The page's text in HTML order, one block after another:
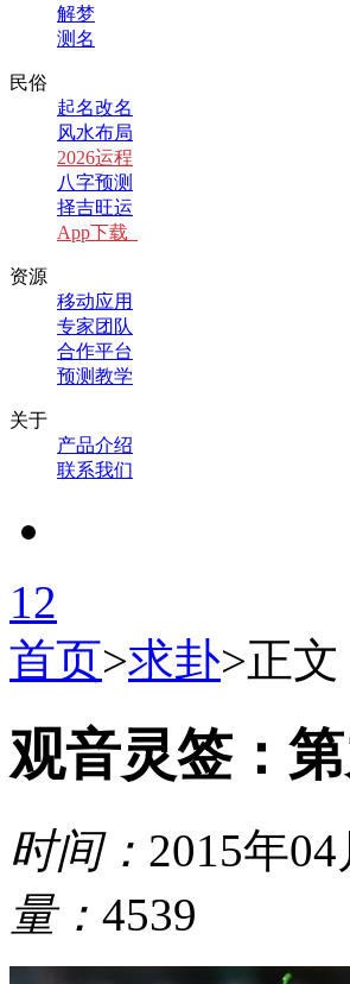
解梦
测名
民俗
起名改名
风水布局
2026运程
八字预测
择吉旺运
App下载
资源
移动应用
专家团队
合作平台
预测教学
关于
产品介绍
联系我们
12
首页>求卦>正文
观音灵签：
时间： 2015年04
量： 4539